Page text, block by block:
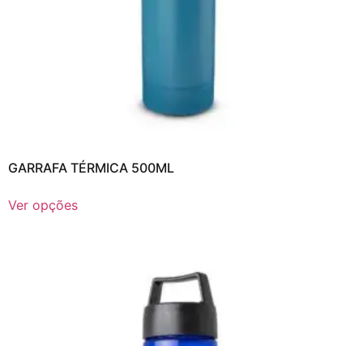
GARRAFA TÉRMICA 500ML
Ver opções